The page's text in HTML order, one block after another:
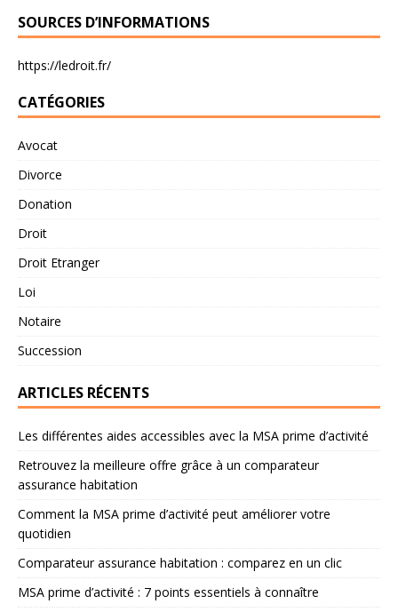
SOURCES D’INFORMATIONS
https://ledroit.fr/
CATÉGORIES
Avocat
Divorce
Donation
Droit
Droit Etranger
Loi
Notaire
Succession
ARTICLES RÉCENTS
Les différentes aides accessibles avec la MSA prime d’activité
Retrouvez la meilleure offre grâce à un comparateur
assurance habitation
Comment la MSA prime d’activité peut améliorer votre
quotidien
Comparateur assurance habitation : comparez en un clic
MSA prime d’activité : 7 points essentiels à connaître